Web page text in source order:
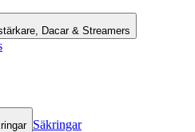
Dacar & Streamers
Säkringar